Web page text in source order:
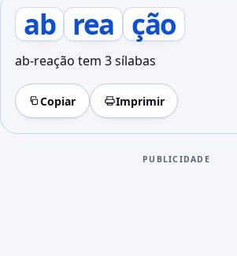
ab rea ção
ab-reação tem 3 sílabas
Copiar Imprimir
PUBLICIDADE